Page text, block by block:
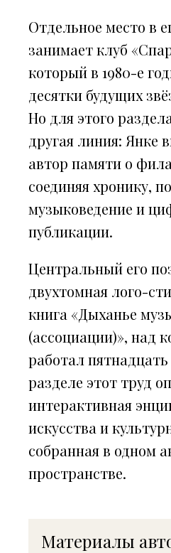
Отдельное место в
занимает клуб
который в 1980-е
десятки будущих
Но для этого
другая линия: Янке
автор памяти о
соединяя хронику,
музыковедение и
публикации.
Центральный его
двухтомная лого-
книга «Дыханье
(ассоциации)», над
работал
разделе этот труд
интерактивная
искусства и
собранная в одном
пространстве.
Материалы